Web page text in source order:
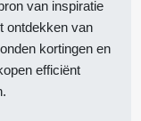
van inspiratie
ontdekken van
kortingen en
efficiënt